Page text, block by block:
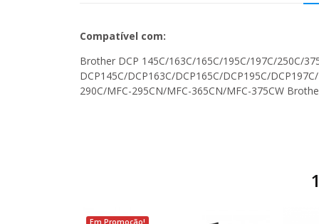
Compatível com:
Brother DCP 145C/163C/165C/195C/197C/250C/
DCP145C/DCP163C/DCP165C/DCP195C/
290C/MFC-295CN/MFC-365CN/MFC-375CW
Em Promoção!